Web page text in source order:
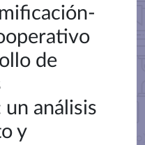
de
análisis
y